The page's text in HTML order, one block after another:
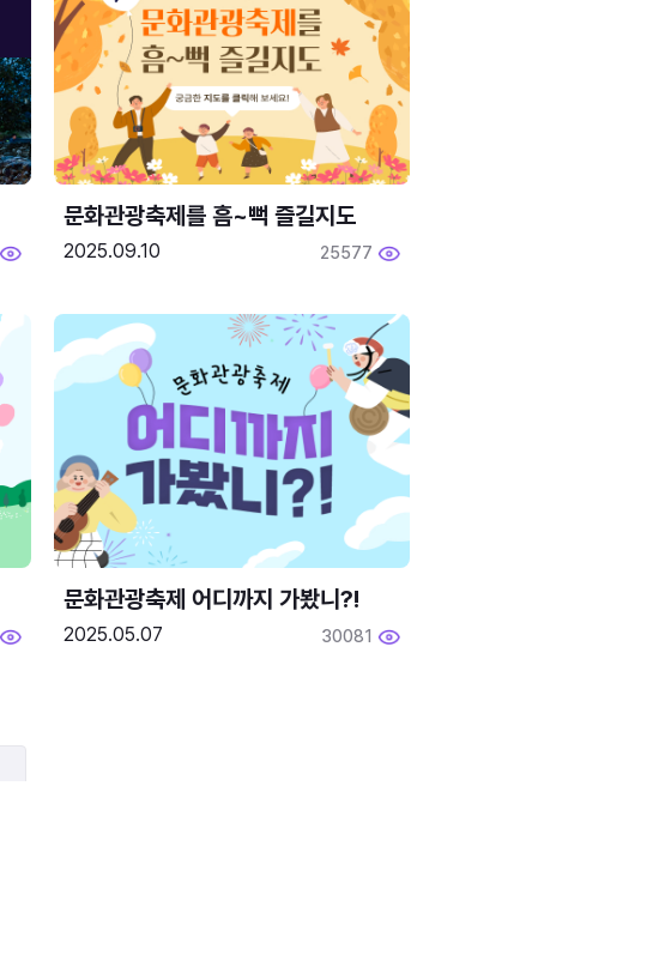
문화관광축제를 흠~뻑 즐길지도
2025.09.10 25577
문화관광축제 어디까지 가봤니?!
2025.05.07 30081